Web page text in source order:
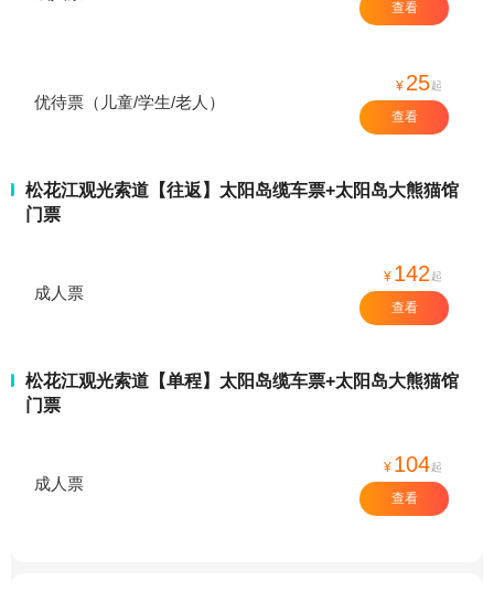
查看
优待票（儿童/学生/老人）
¥ 25起
查看
松花江观光索道【往返】太阳岛缆车票+太阳岛大熊猫馆
门票
成人票
¥ 142 起
查看
松花江观光索道【单程】太阳岛缆车票+太阳岛大熊猫馆
门票
成人票
¥ 104起
查看